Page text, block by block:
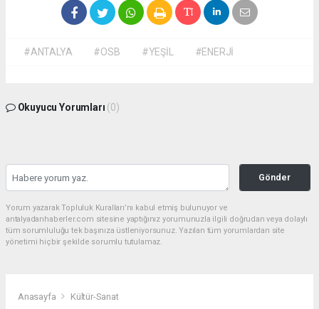
#ANTALYA #OSB #YEŞİL #ENERJİ
Okuyucu Yorumları (0)
Gönder
Yorum yazarak Topluluk Kuralları’nı kabul etmiş bulunuyor ve
antalyadanhaberler.com sitesine yaptığınız yorumunuzla ilgili doğrudan veya dolaylı
tüm sorumluluğu tek başınıza üstleniyorsunuz. Yazılan tüm yorumlardan site
yönetimi hiçbir şekilde sorumlu tutulamaz.
Anasayfa Kültür-Sanat